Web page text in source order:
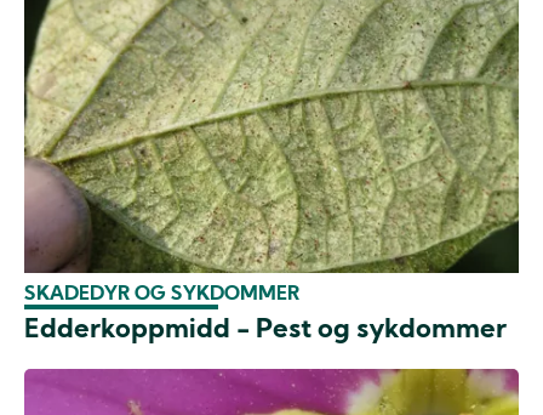
SKADEDYR OG SYKDOMMER
Edderkoppmidd - Pest og sykdommer